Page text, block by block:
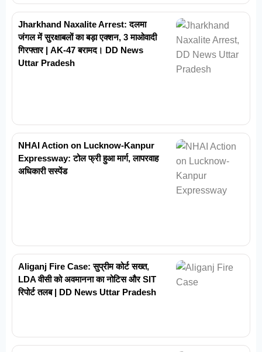
Jharkhand Naxalite Arrest: दलमा
जंगल में सुरक्षाबलों का बड़ा एक्शन, 3 माओवादी
गिरफ्तार | AK-47 बरामद। DD News
Uttar Pradesh
NHAI Action on Lucknow-Kanpur
Expressway: टोल फ्री हुआ मार्ग, लापरवाह
अधिकारी सस्पेंड
Aliganj Fire Case: सुप्रीम कोर्ट सख्त,
LDA वीसी को अवमानना का नोटिस और SIT
रिपोर्ट तलब | DD News Uttar Pradesh